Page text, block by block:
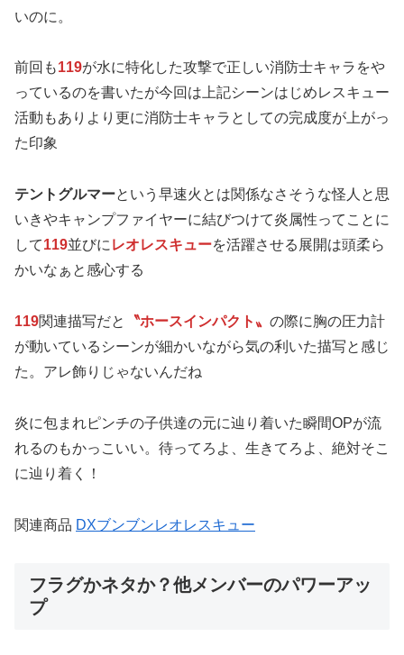
いのに。
前回も119が水に特化した攻撃で正しい消防士キャラをや
っているのを書いたが今回は上記シーンはじめレスキュー
活動もありより更に消防士キャラとしての完成度が上がっ
た印象
テントグルマーという早速火とは関係なさそうな怪人と思
いきやキャンプファイヤーに結びつけて炎属性ってことに
して119並びに レオレスキューを活躍させる展開は頭柔ら
かいなぁと感心する
119関連描写だと 〝ホースインパクト〟 の際に胸の圧力計
が動いているシーンが細かいながら気の利いた描写と感じ
た。アレ飾りじゃないんだね
炎に包まれピンチの子供達の元に辿り着いた瞬間OPが流
れるのもかっこいい。待ってろよ、生きてろよ、絶対そこ
に辿り着く！
関連商品 DXブンブンレオレスキュー
フラグかネタか？他メンバーのパワーアッ
プ